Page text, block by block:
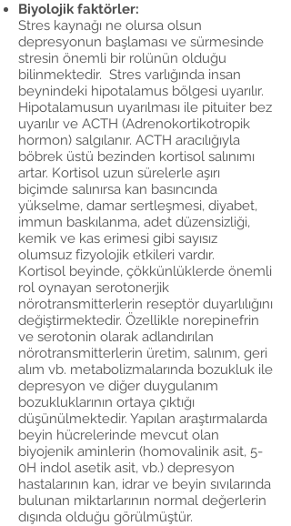
Biyolojik faktörler:
Stres kaynağı ne olursa olsun
depresyonun başlaması ve sürmesinde
stresin önemli bir rolünün olduğu
bilinmektedir. Stres varlığında insan
beynindeki hipotalamus bölgesi uyarılır.
Hipotalamusun uyarılması ile pituiter bez
uyarılır ve ACTH (Adrenokortikotropik
hormon) salgılanır. ACTH aracılığıyla
böbrek üstü bezinden kortisol salınımı
artar. Kortisol uzun sürelerle aşırı
biçimde salınırsa kan basıncında
yükselme, damar sertleşmesi, diyabet,
immun baskılanma, adet düzensizliği,
kemik ve kas erimesi gibi sayısız
olumsuz fizyolojik etkileri vardır.
Kortisol beyinde, çökkünlüklerde önemli
rol oynayan serotonerjik
nörotransmitterlerin reseptör duyarlılığını
değiştirmektedir. Özellikle norepinefrin
ve serotonin olarak adlandırılan
nörotransmitterlerin üretim, salınım, geri
alım vb. metabolizmalarında bozukluk ile
depresyon ve diğer duygulanım
bozukluklarının ortaya çıktığı
düşünülmektedir. Yapılan araştırmalarda
beyin hücrelerinde mevcut olan
biyojenik aminlerin (homovalinik asit, 5-
0H indol asetik asit, vb.) depresyon
hastalarının kan, idrar ve beyin sıvılarında
bulunan miktarlarının normal değerlerin
dışında olduğu görülmüştür.